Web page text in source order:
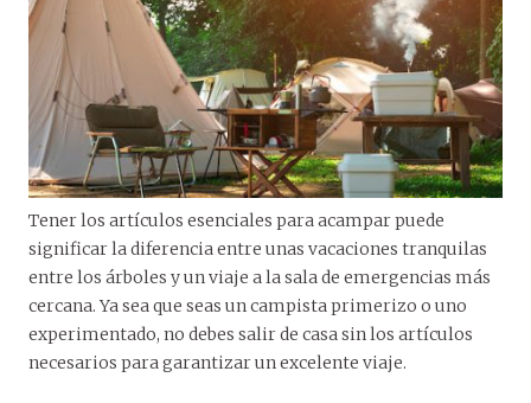
Tener los artículos esenciales para acampar puede
significar la diferencia entre unas vacaciones tranquilas
entre los árboles y un viaje a la sala de emergencias más
cercana. Ya sea que seas un campista primerizo o uno
experimentado, no debes salir de casa sin los artículos
necesarios para garantizar un excelente viaje.